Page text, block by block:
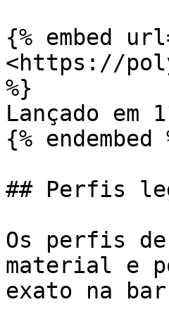
{% embed
<https://
%}
Lançado em
{% endembed
## Perfis
Os perfis
material e
exato na